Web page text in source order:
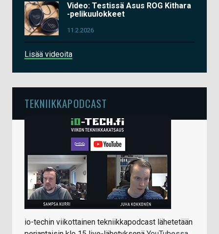
Video: Testissä Asus ROG Kithara
-pelikuulokkeet
11.2.2026
Lisää videoita
TEKNIIKKAPODCAST
io-techin viikottainen tekniikkapodcast lähetetään